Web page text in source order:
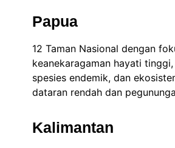
Papua
12 Taman Nasional dengan
keanekaragaman hayati
spesies endemik, dan
dataran rendah dan
Kalimantan